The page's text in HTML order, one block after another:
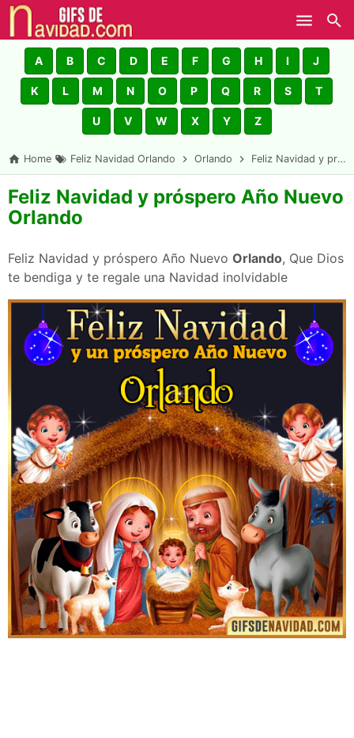
Skip to main content
A B C D E F G H I J
K L M N O P Q R S T
U V W X Y Z
Home Feliz Navidad Orlando Orlando Feliz Navidad y próspero Año Nuevo Orlando
Feliz Navidad y próspero Año Nuevo
Orlando
Feliz Navidad y próspero Año Nuevo Orlando, Que Dios
te bendiga y te regale una Navidad inolvidable